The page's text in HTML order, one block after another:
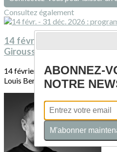
Consultez également
14 févr. - 31 déc. 2026 :
Giroussens
14 février → 12 avril• Forme et
Louis Bernard Zajdela• Fragile –...
ABONNEZ-
NOTRE
M'abonner